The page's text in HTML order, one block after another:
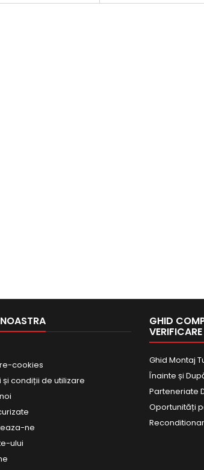
cookies
și condiții de utilizare
ne
ului
GHID
VERIFICARE
Ghid Montaj
Înainte și
Parteneriate
Oportunități